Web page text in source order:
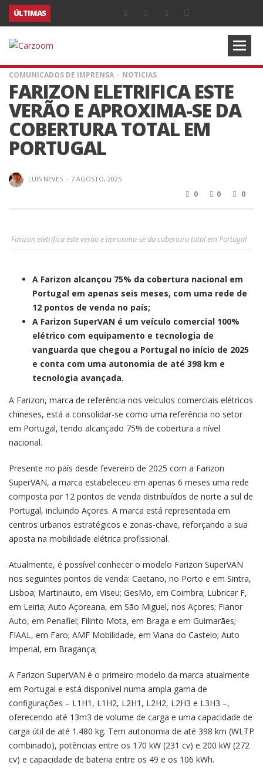
ÚLTIMAS
COMUNICADOS DE IMPRENSA NOTICIAS
FARIZON ELETRIFICA ESTE
VERÃO E APROXIMA-SE DA
COBERTURA TOTAL EM
PORTUGAL
LUIS NEVES · 7 AGOSTO, 2025
0 0 0
Farizon eletrifica este verão e aproxima-se da cobertura total em Portugal
A Farizon alcançou 75% da cobertura nacional em
Portugal em apenas seis meses, com uma rede de
12 pontos de venda no país;
A Farizon SuperVAN é um veículo comercial 100%
elétrico com equipamento e tecnologia de
vanguarda que chegou a Portugal no início de 2025
e conta com uma autonomia de até 398 km e
tecnologia avançada.
A Farizon, marca de referência nos veículos comerciais elétricos
chineses, está a consolidar-se como uma referência no setor
em Portugal, tendo alcançado 75% de cobertura a nível
nacional.
Presente no país desde fevereiro de 2025 com a Farizon
SuperVAN, a marca estabeleceu em apenas 6 meses uma rede
composta por 12 pontos de venda distribuídos de norte a sul de
Portugal, incluindo Açores. A marca está representada em
centros urbanos estratégicos e zonas-chave, reforçando a sua
aposta na mobilidade elétrica profissional.
Atualmente, é possível conhecer o modelo Farizon SuperVAN
nos seguintes pontos de venda: Caetano, no Porto e em Sintra,
Lisboa; Martinauto, em Viseu; GesMo, em Coimbra; Lubricar F,
em Leiria; Auto Açoreana, em São Miguel, nos Açores; Fianor
Auto, em Penafiel; Filinto Mota, em Braga e em Guimarães;
FIAAL, em Faro; AMF Mobilidade, em Viana do Castelo; Auto
Imperial, em Bragança;
A Farizon SuperVAN é o primeiro modelo da marca atualmente
em Portugal e está disponível numa ampla gama de
configurações – L1H1, L1H2, L2H1, L2H2, L2H3 e L3H3 –,
oferecendo até 13m3 de volume de carga e uma capacidade de
carga útil de até 1.480 kg. Tem autonomia de até 398 km (WLTP
combinado), potências entre os 170 kW (231 cv) e 200 kW (272
cv) e capacidade de bateria entre os 49 e os 106 kWh.